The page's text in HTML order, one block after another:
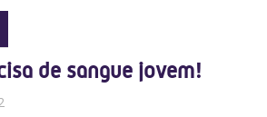
de sangue jovem!